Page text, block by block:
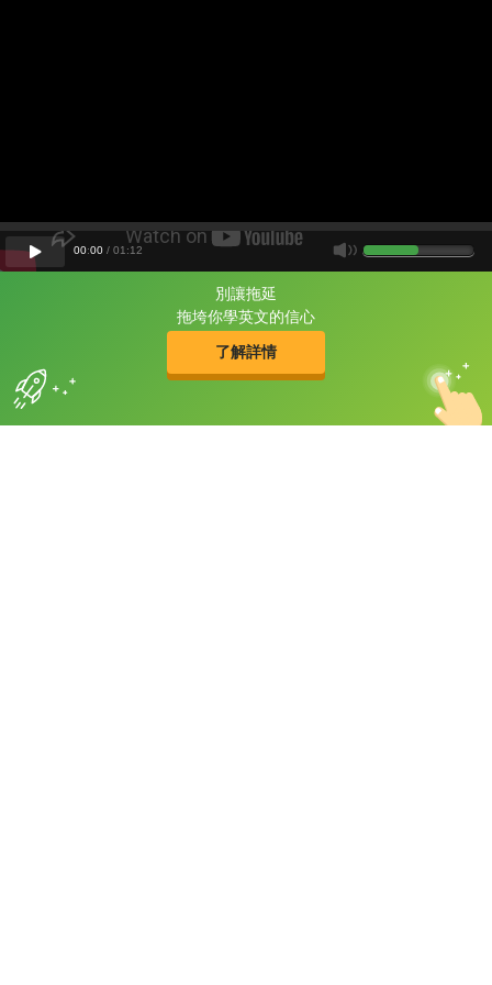
別讓拖延
拖垮你學英文的信心
了解詳情
片尾有
攻其不背
的品牌故事
00:00 / 01 :12